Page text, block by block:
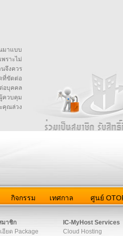
มาแบบ
ราะไม่
จึงควร
ขัดต่อ
อบุคคล
ควบคุม
คุณล่วง
กิจกรรม เทศกาล ศูนย์
มาชิก
อียด Package
IC-MyHost Services
Cloud Hosting